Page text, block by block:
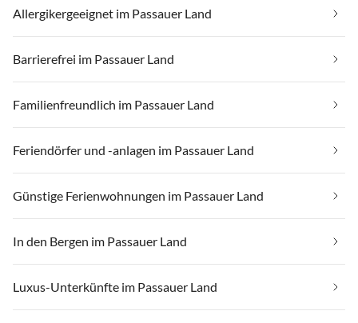
Allergikergeeignet im Passauer Land
Barrierefrei im Passauer Land
Familienfreundlich im Passauer Land
Feriendörfer und -anlagen im Passauer Land
Günstige Ferienwohnungen im Passauer Land
In den Bergen im Passauer Land
Luxus-Unterkünfte im Passauer Land